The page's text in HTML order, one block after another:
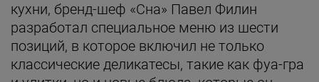
кухни, бренд-шеф «Сна» Павел Филин
разработал специальное меню из шести
позиций, в которое включил не только
классические деликатесы, такие как фуа-гра